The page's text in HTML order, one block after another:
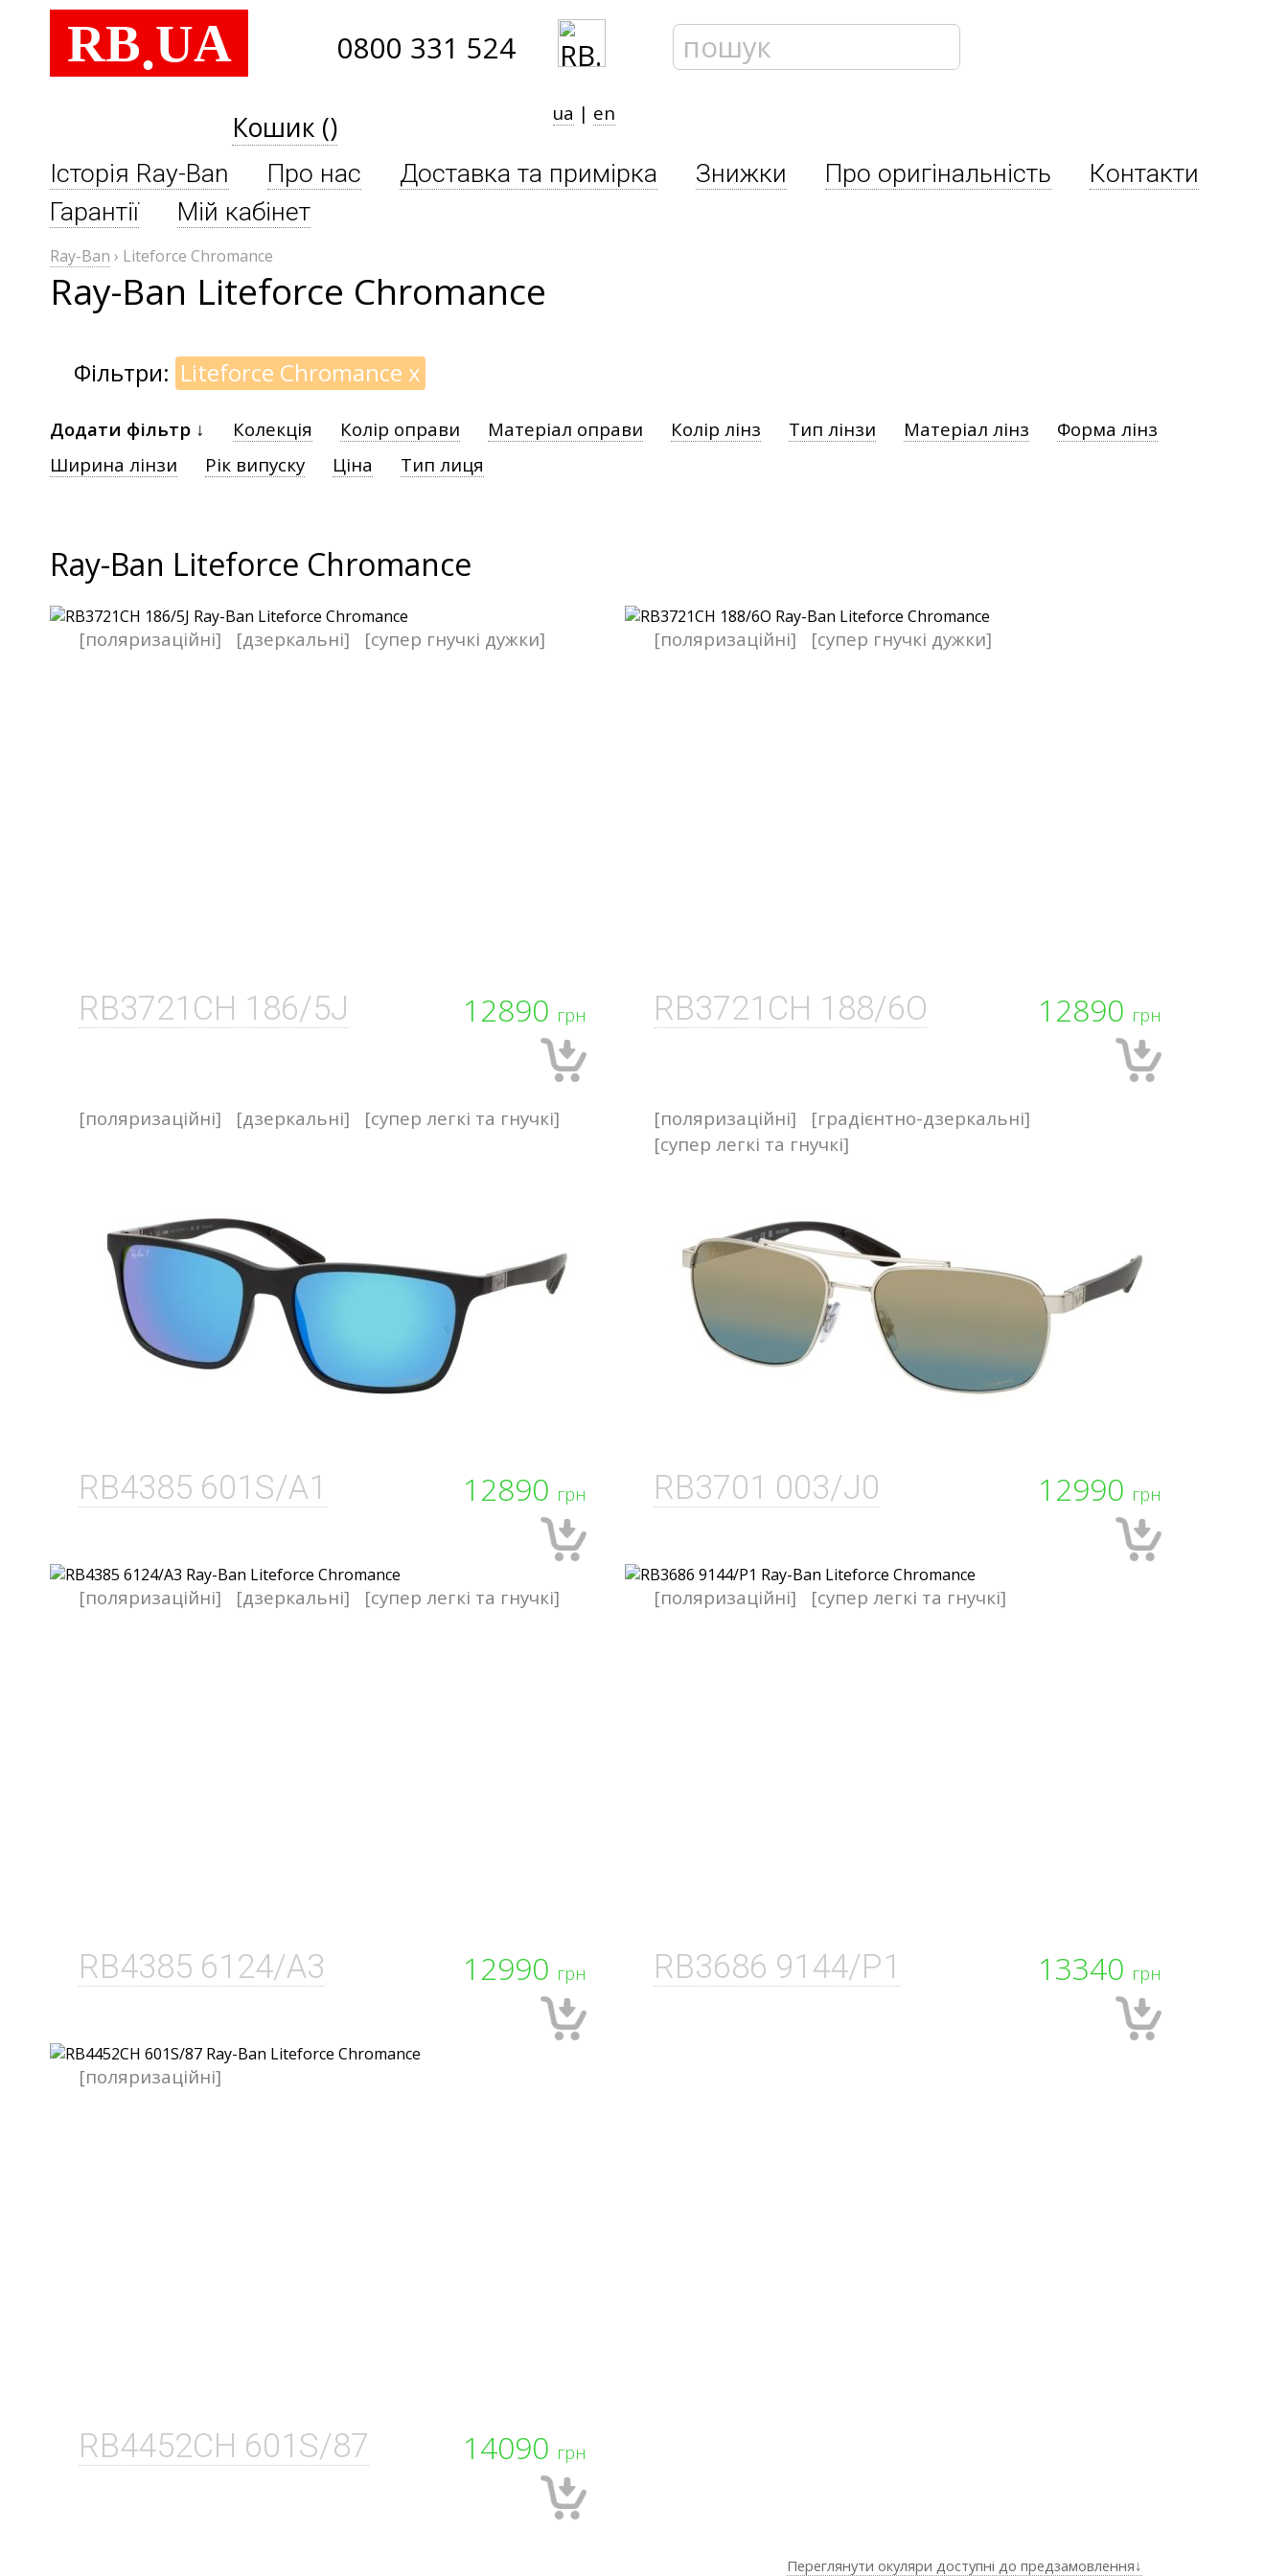
RB.UA 0800 331 524
Кошик () ua | en
Історія Ray-Ban Про нас Доставка та примірка Знижки Про оригінальність
Контакти
Гарантії
Мій кабінет
Ray-Ban › Liteforce Chromance
Ray-Ban Liteforce Chromance
Фільтри: Liteforce Chromance x
Додати фільтр ↓ Колекція Колір оправи Матеріал оправи Колір лінз Тип лінзи Матеріал лінз
Форма лінз
Ширина лінзи
Рік випуску Ціна Тип лиця
Ray-Ban Liteforce Chromance
12890 грн
RB3721CH 186/5J
[поляризаційні] [дзеркальні] [супер гнучкі дужки]
12890 грн
RB3721CH 188/6O
[поляризаційні] [супер гнучкі дужки]
12890 грн
RB4385 601S/A1
[поляризаційні] [дзеркальні] [супер легкі та гнучкі]
12990 грн
RB3701 003/J0
[поляризаційні]
[градієнтно-дзеркальні]
[супер легкі та гнучкі]
12990 грн
RB4385 6124/A3
[поляризаційні] [дзеркальні] [супер легкі та гнучкі]
13340 грн
RB3686 9144/P1
[поляризаційні] [супер легкі та гнучкі]
14090 грн
RB4452CH 601S/87
[поляризаційні]
Переглянути окуляри доступні до предзамовлення↓